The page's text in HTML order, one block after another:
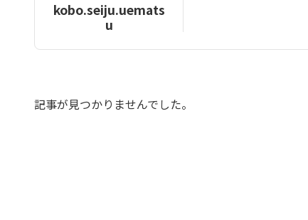
kobo.seiju.uemats
u
記事が見つかりませんでした。